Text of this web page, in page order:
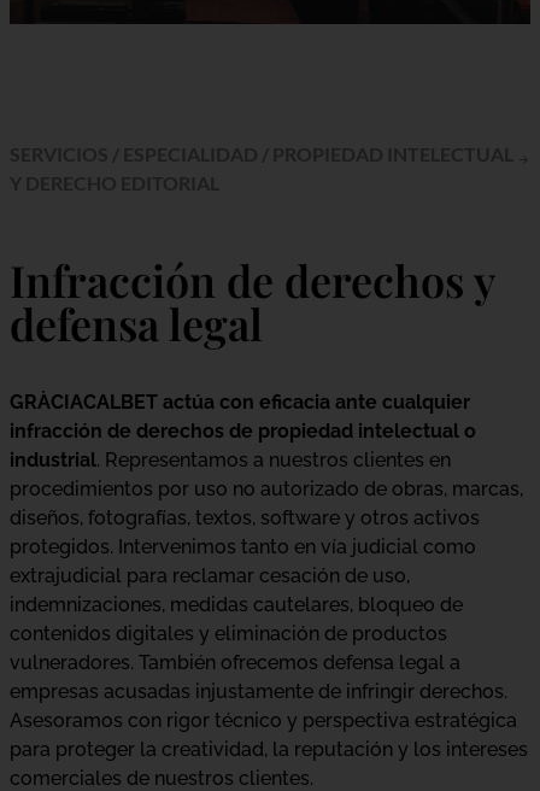
Infracción de derechos y
defensa legal
GRÀCIACALBET actúa con eficacia ante cualquier
infracción de derechos de propiedad intelectual o
industrial. Representamos a nuestros clientes en
procedimientos por uso no autorizado de obras, marcas,
diseños, fotografías, textos, software y otros activos
protegidos. Intervenimos tanto en vía judicial como
extrajudicial para reclamar cesación de uso,
indemnizaciones, medidas cautelares, bloqueo de
contenidos digitales y eliminación de productos
vulneradores. También ofrecemos defensa legal a
empresas acusadas injustamente de infringir derechos.
Asesoramos con rigor técnico y perspectiva estratégica
para proteger la creatividad, la reputación y los intereses
comerciales de nuestros clientes.